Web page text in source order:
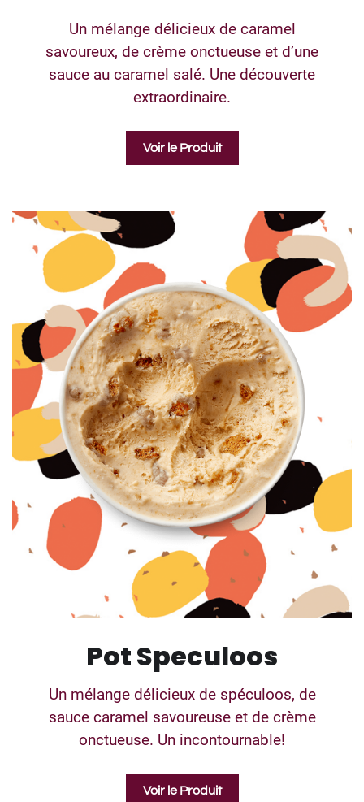
Un mélange délicieux de caramel
savoureux, de crème onctueuse et d’une
sauce au caramel salé. Une découverte
extraordinaire.
Voir le Produit
Pot Speculoos
Un mélange délicieux de spéculoos, de
sauce caramel savoureuse et de crème
onctueuse. Un incontournable!
Voir le Produit